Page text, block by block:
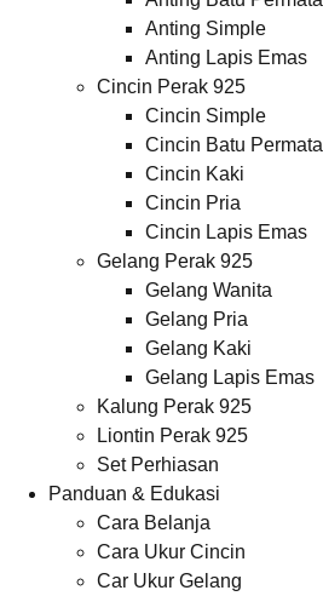
Anting Simple
Anting Lapis Emas
Cincin Perak 925
Cincin Simple
Cincin Batu Permata
Cincin Kaki
Cincin Pria
Cincin Lapis Emas
Gelang Perak 925
Gelang Wanita
Gelang Pria
Gelang Kaki
Gelang Lapis Emas
Kalung Perak 925
Liontin Perak 925
Set Perhiasan
Panduan & Edukasi
Cara Belanja
Cara Ukur Cincin
Car Ukur Gelang